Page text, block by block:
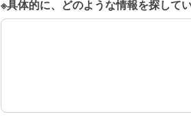
※具体的に、どのような情報を探して
※具体的に、どのような情報を探してい